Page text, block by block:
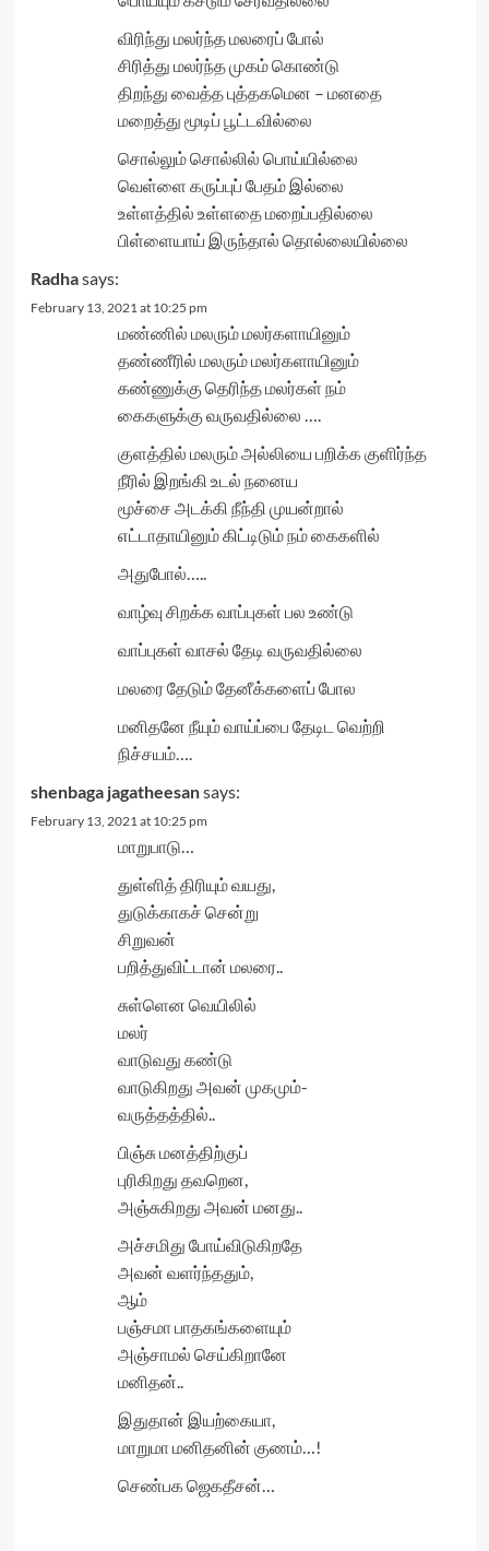
விரிந்து மலர்ந்த மலரைப் போல்
சிரித்து மலர்ந்த முகம் கொண்டு
திறந்து வைத்த புத்தகமென – மனதை
மறைத்து மூடிப் பூட்டவில்லை
சொல்லும் சொல்லில் பொய்யில்லை
வெள்ளை கருப்புப் பேதம் இல்லை
உள்ளத்தில் உள்ளதை மறைப்பதில்லை
பிள்ளையாய் இருந்தால் தொல்லையில்லை
Radhasays:
February 13, 2021 at 10:25 pm
மண்ணில் மலரும் மலர்களாயினும்
தண்ணீரில் மலரும் மலர்களாயினும்
கண்ணுக்கு தெரிந்த மலர்கள் நம்
கைகளுக்கு வருவதில்லை ….
குளத்தில் மலரும் அல்லியை பறிக்க குளிர்ந்த
நீரில் இறங்கி உடல் நனைய
மூச்சை அடக்கி நீந்தி முயன்றால்
எட்டாதாயினும் கிட்டிடும் நம் கைகளில்
அதுபோல்…..
வாழ்வு சிறக்க வாப்புகள் பல உண்டு
வாப்புகள் வாசல் தேடி வருவதில்லை
மலரை தேடும் தேனீக்களைப் போல
மனிதனே நீயும் வாய்ப்பை தேடிட வெற்றி
நிச்சயம்….
shenbaga jagatheesansays:
February 13, 2021 at 10:25 pm
மாறுபாடு…
துள்ளித் திரியும் வயது,
துடுக்காகச் சென்று
சிறுவன்
பறித்துவிட்டான் மலரை..
சுள்ளென வெயிலில்
மலர்
வாடுவது கண்டு
வாடுகிறது அவன் முகமும்-
வருத்தத்தில்..
பிஞ்சு மனத்திற்குப்
புரிகிறது தவறென,
அஞ்சுகிறது அவன் மனது..
அச்சமிது போய்விடுகிறதே
அவன் வளர்ந்ததும்,
ஆம்
பஞ்சமா பாதகங்களையும்
அஞ்சாமல் செய்கிறானே
மனிதன்..
இதுதான் இயற்கையா,
மாறுமா மனிதனின் குணம்…!
செண்பக ஜெகதீசன்…